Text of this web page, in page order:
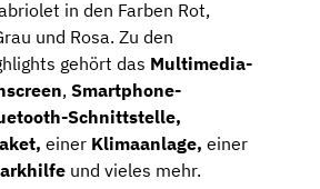
in den Farben Rot,
und Rosa. Zu den
gehört das Multimedia-
, Smartphone-
Schnittstelle,
einer Klimaanlage, einer
und vieles mehr.